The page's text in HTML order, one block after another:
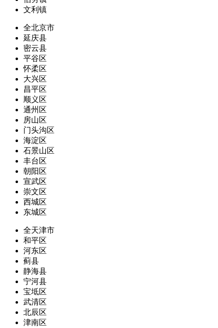
文利镇
全北京市
延庆县
密云县
平谷区
怀柔区
大兴区
昌平区
顺义区
通州区
房山区
门头沟区
海淀区
石景山区
丰台区
朝阳区
宣武区
崇文区
西城区
东城区
全天津市
和平区
河东区
蓟县
静海县
宁河县
宝坻区
武清区
北辰区
津南区